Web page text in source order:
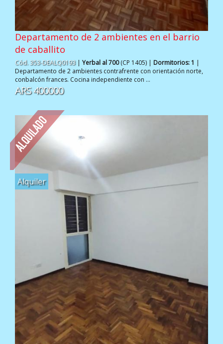
Departamento de 2 ambientes en el barrio
de caballito
Cód. 353-DEALQ0193| Yerbal al 700(CP 1405) | Dormitorios: 1 |
Departamento de 2 ambientes contrafrente con orientación norte,
conbalcón frances. Cocina independiente con ...
ARS 400000
Alquiler